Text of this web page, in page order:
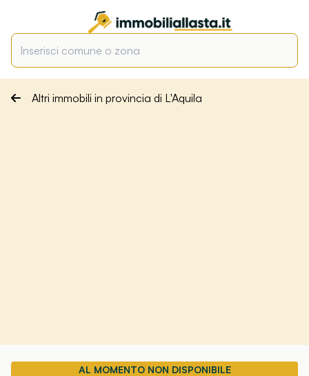
Altri immobili in provincia di L'Aquila
AL MOMENTO NON DISPONIBILE